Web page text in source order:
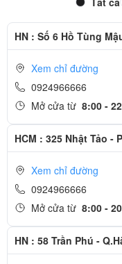
HN : Số 6 Hồ Tùng
Xem chỉ đường
0924966666
Mở cửa từ 8:00 -
HCM : 325 Nhật Tảo -
Xem chỉ đường
0924966666
Mở cửa từ 8:00 -
HN : 58 Trần Phú -